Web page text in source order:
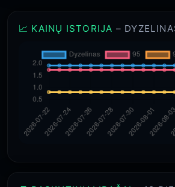
📈 KAINŲ ISTORIJA –